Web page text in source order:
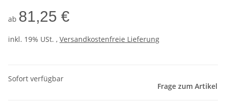
ab 81,25 €
inkl. 19% USt. , Versandkostenfreie Lieferung
Sofort verfügbar
Frage zum Artikel